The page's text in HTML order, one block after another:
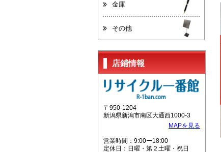
金庫
その他
店鋪情報
〒950-1204
新潟県新潟市南区大通西1000-3
MAPを見る
営業時間：9:00ー18:00
定休日：日曜・第２土曜・祝日